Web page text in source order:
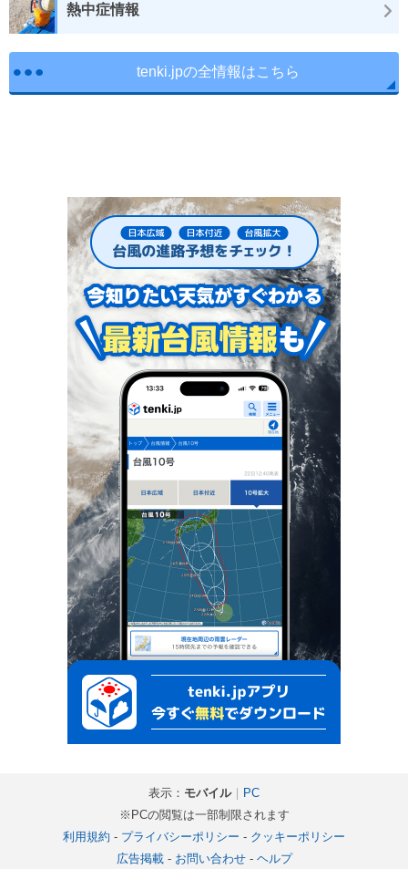
熱中症情報
tenki.jpの全情報はこちら
表示： モバイル｜ PC
※PCの閲覧は一部制限されます
利用規約 - プライバシーポリシー - クッキーポリシー
広告掲載- お問い合わせ- ヘルプ